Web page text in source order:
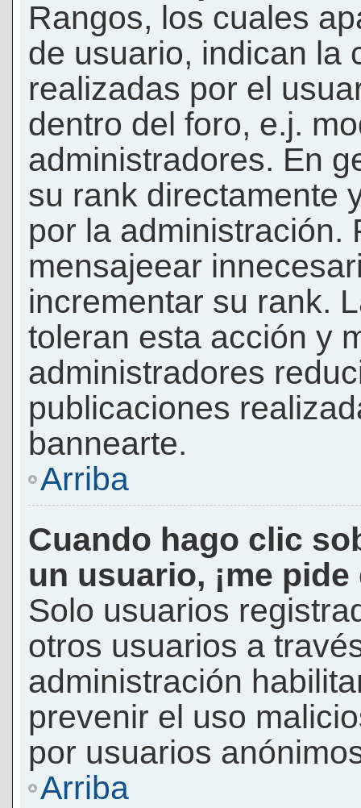
Rangos, los cuales
de usuario, indican la
realizadas por el
dentro del foro, e.j.
administradores. En
su rank directamente
por la administración.
mensajeear
incrementar su rank.
toleran esta acción y
administradores
publicaciones
bannearte.
Arriba
Cuando hago clic
un usuario, ¡me
Solo usuarios
otros usuarios a
administración
prevenir el uso
por usuarios
Arriba